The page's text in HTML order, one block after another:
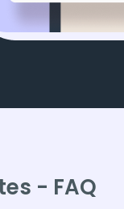
- FAQ